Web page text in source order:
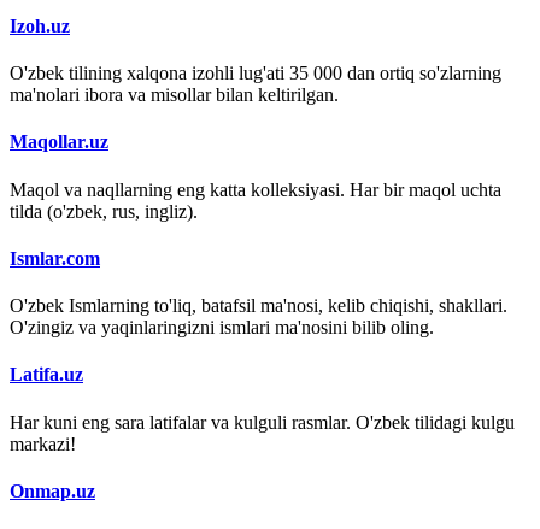
Izoh.uz
O'zbek tilining xalqona izohli lug'ati 35 000 dan ortiq so'zlarning
ma'nolari ibora va misollar bilan keltirilgan.
Maqollar.uz
Maqol va naqllarning eng katta kolleksiyasi. Har bir maqol uchta
tilda (o'zbek, rus, ingliz).
Ismlar.com
O'zbek Ismlarning to'liq, batafsil ma'nosi, kelib chiqishi, shakllari.
O'zingiz va yaqinlaringizni ismlari ma'nosini bilib oling.
Latifa.uz
Har kuni eng sara latifalar va kulguli rasmlar. O'zbek tilidagi kulgu
markazi!
Onmap.uz